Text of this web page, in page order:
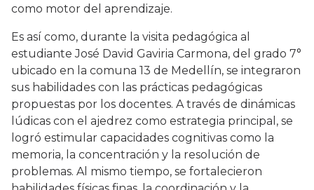
como motor del aprendizaje.
Es así como, durante la visita pedagógica al
estudiante José David Gaviria Carmona, del grado 7°
ubicado en la comuna 13 de Medellín, se integraron
sus habilidades con las prácticas pedagógicas
propuestas por los docentes. A través de dinámicas
lúdicas con el ajedrez como estrategia principal, se
logró estimular capacidades cognitivas como la
memoria, la concentración y la resolución de
problemas. Al mismo tiempo, se fortalecieron